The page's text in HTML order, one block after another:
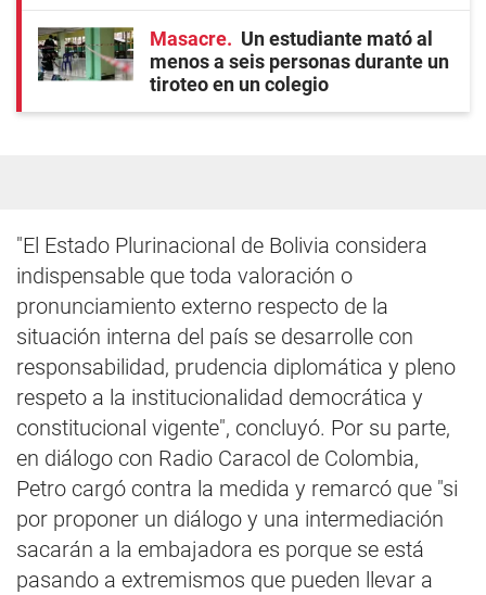
Masacre
Un estudiante mató al
menos a seis personas durante un
tiroteo en un colegio
"El Estado Plurinacional de Bolivia considera
indispensable que toda valoración o
pronunciamiento externo respecto de la
situación interna del país se desarrolle con
responsabilidad, prudencia diplomática y pleno
respeto a la institucionalidad democrática y
constitucional vigente", concluyó. Por su parte,
en diálogo con Radio Caracol de Colombia,
Petro cargó contra la medida y remarcó que "si
por proponer un diálogo y una intermediación
sacarán a la embajadora es porque se está
pasando a extremismos que pueden llevar a